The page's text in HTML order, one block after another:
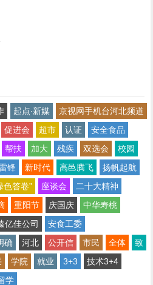
起点∙新媒
京视网手机台河北频道
促进会 超市 认证
安全食品
帮扶 加大 残疾 双选会
校园
锋 新时代 高邑腾飞
扬帆起航
色答卷”
座谈会
二十大精神
重阳节 庆国庆
中华寿桃
亿佳公司
安食工委
确 河北 公开信 市民 全体
致
学院 就业 3+3
技术3+4
学